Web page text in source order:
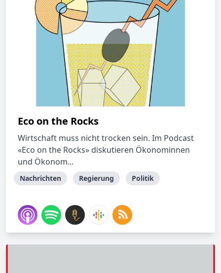
Eco on the Rocks
Wirtschaft muss nicht trocken sein. Im Podcast
«Eco on the Rocks» diskutieren Ökonominnen
und Ökonom...
Nachrichten Regierung Politik